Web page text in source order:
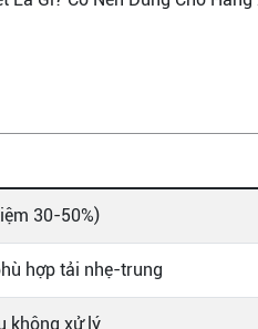
30-50%)
hợp tải nhẹ-trung
không xử lý